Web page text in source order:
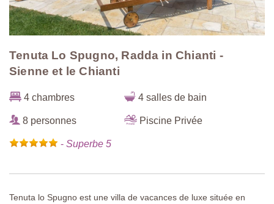
Tenuta Lo Spugno, Radda in Chianti -
Sienne et le Chianti
4 chambres 4 salles de bain
8 personnes Piscine Privée
- Superbe 5
Tenuta lo Spugno est une villa de vacances de luxe située en